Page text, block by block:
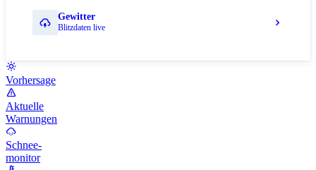
Gewitter
Blitzdaten live
Vorhersage
Aktuelle
Warnungen
Schnee-
monitor